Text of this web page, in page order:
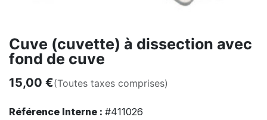
Cuve (cuvette) à dissection avec
fond de cuve
15,00 €(Toutes taxes comprises)
Référence Interne : #411026